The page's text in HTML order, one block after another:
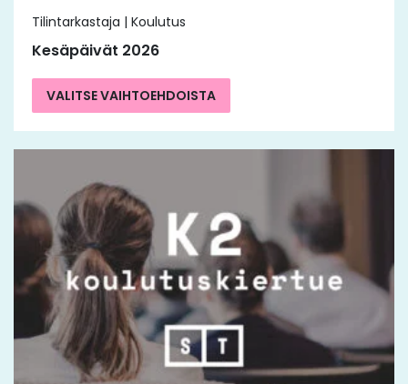
Tilintarkastaja | Koulutus
Kesäpäivät 2026
VALITSE VAIHTOEHDOISTA